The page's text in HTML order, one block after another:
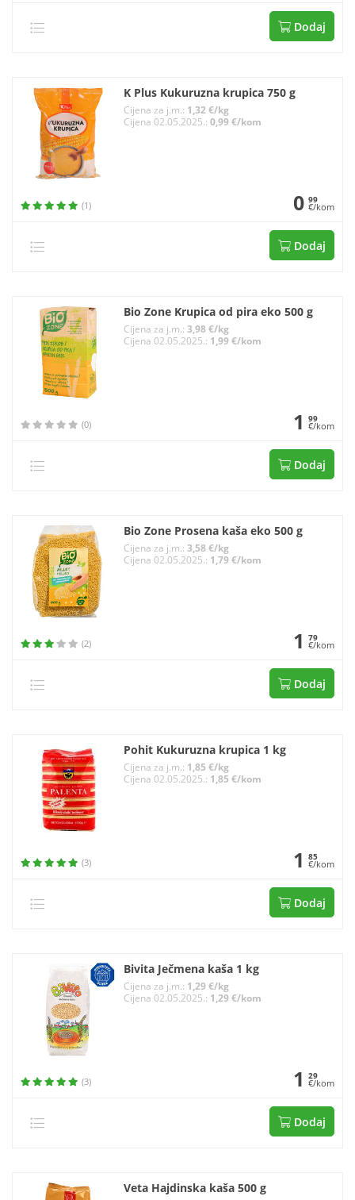
Dodaj
K Plus Kukuruzna krupica 750 g
Cijena za j.m.: 1,32 €/kg
Cijena 02.05.2025.: 0,99 €/kom
(1) 0 99
€/kom
Dodaj
Bio Zone Krupica od pira eko 500 g
Cijena za j.m.: 3,98 €/kg
Cijena 02.05.2025.: 1,99 €/kom
(0) 1 99
€/kom
Dodaj
Bio Zone Prosena kaša eko 500 g
Cijena za j.m.: 3,58 €/kg
Cijena 02.05.2025.: 1,79 €/kom
(2) 1 79
€/kom
Dodaj
Pohit Kukuruzna krupica 1 kg
Cijena za j.m.: 1,85 €/kg
Cijena 02.05.2025.: 1,85 €/kom
(3) 1 85
€/kom
Dodaj
Bivita Ječmena kaša 1 kg
Cijena za j.m.: 1,29 €/kg
Cijena 02.05.2025.: 1,29 €/kom
(3) 1 29
€/kom
Dodaj
Veta Hajdinska kaša 500 g